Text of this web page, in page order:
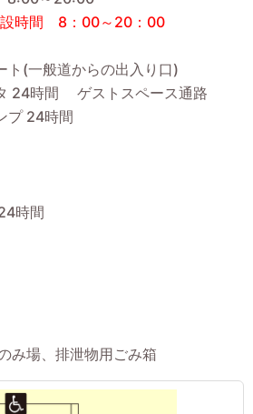
時間 8：00～20：00
ト(一般道からの出入り口)
24時間 ゲストスペース通路
プ 24時間
時間
場、排泄物用ごみ箱